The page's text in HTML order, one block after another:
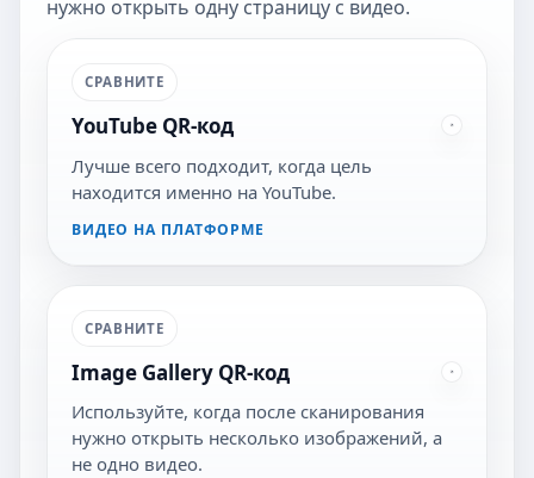
нужно открыть одну страницу с видео.
СРАВНИТЕ
YouTube QR-код
Лучше всего подходит, когда цель
находится именно на YouTube.
ВИДЕО НА ПЛАТФОРМЕ
СРАВНИТЕ
Image Gallery QR-код
Используйте, когда после сканирования
нужно открыть несколько изображений, а
не одно видео.